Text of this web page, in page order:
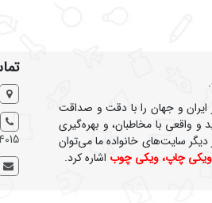
و جهان را با دقت و صداقت
واقعی با مخاطبان، و بهره‌گیری
سایت‌های خانواده ما می‌توان
ویکی چاپ،ویکی چوب اشاره کرد.